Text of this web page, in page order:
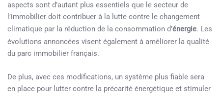
aspects sont d’autant plus essentiels que le secteur de
l’immobilier doit contribuer à la lutte contre le changement
climatique par la réduction de la consommation d’énergie. Les
évolutions annoncées visent également à améliorer la qualité
du parc immobilier français.
De plus, avec ces modifications, un système plus fiable sera
en place pour lutter contre la précarité énergétique et stimuler